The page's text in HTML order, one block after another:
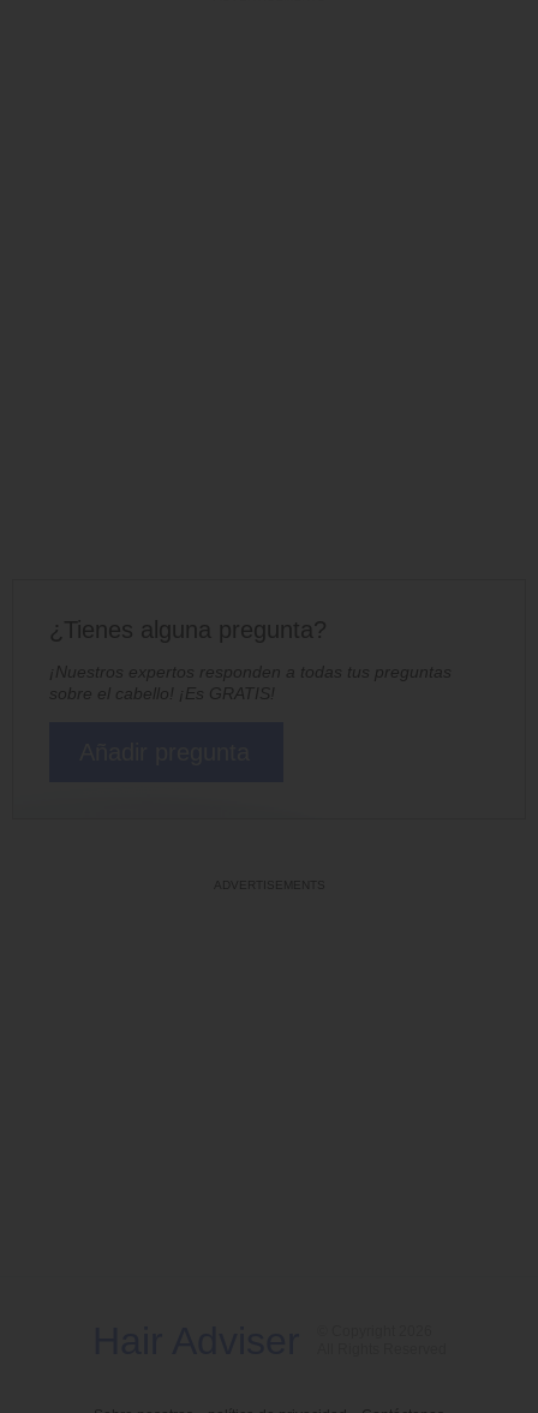
¿Tienes alguna pregunta?
¡Nuestros expertos responden a todas tus preguntas
sobre el cabello! ¡Es GRATIS!